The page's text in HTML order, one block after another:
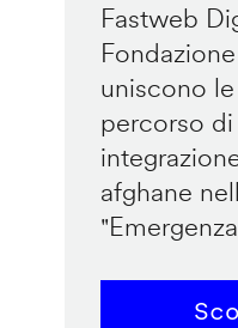
Fastweb
uniscono
percorso
afghane